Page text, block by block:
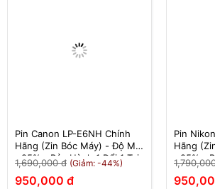
Pin Canon LP-E6NH Chính
Hãng (Zin Bóc Máy) - Độ Mới
>95% - Bảo Hành 1 Đổi 1 Tại
Nhà
1,690,000 đ (Giảm: -44%)
950,000 đ
Pin
Hãng
>95% -
Nhà